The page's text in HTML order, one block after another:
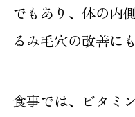
でもあり、体の内
るみ毛穴の改善に
食事では、ビタミ